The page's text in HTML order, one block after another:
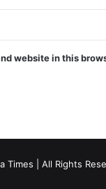
website in this
Times | All Rights